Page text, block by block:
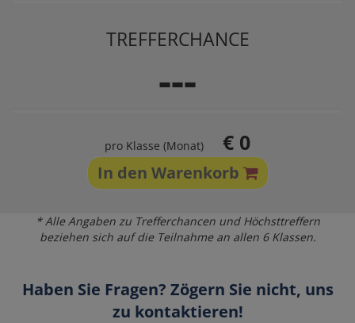
TREFFERCHANCE
---
pro Klasse (Monat) € 0
In den Warenkorb
* Alle Angaben zu Trefferchancen und Höchsttreffern
beziehen sich auf die Teilnahme an allen 6 Klassen.
Haben Sie Fragen? Zögern Sie nicht, uns
zu kontaktieren!